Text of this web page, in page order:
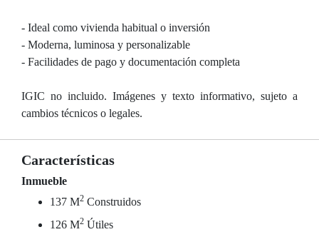
- Ideal como vivienda habitual o inversión
- Moderna, luminosa y personalizable
- Facilidades de pago y documentación completa
IGIC no incluido. Imágenes y texto informativo, sujeto a
cambios técnicos o legales.
Características
Inmueble
137 M2 Construidos
126 M2 Útiles